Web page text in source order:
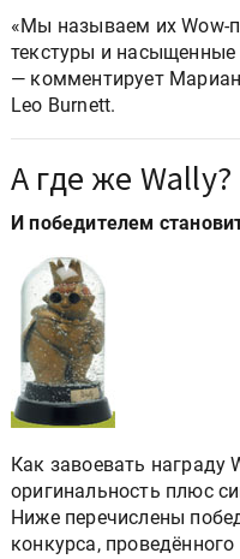
«Мы называем их Wow-
текстуры и насыщенные
— комментирует
Leo Burnett.
А где же Wally?
И победителем
Как завоевать награду
оригинальность плюс
Ниже перечислены
конкурса, проведённого